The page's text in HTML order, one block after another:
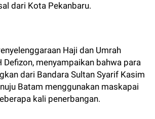
dari Kota Pekanbaru.
Haji dan Umrah
Defizon, menyampaikan bahwa para
dari Bandara Sultan Syarif Kasim
Batam menggunakan maskapai
kali penerbangan.